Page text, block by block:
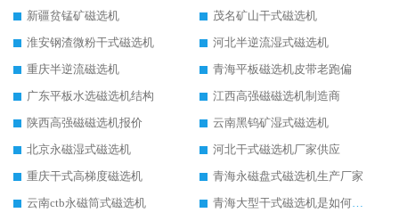
新疆贫锰矿磁选机
茂名矿山干式磁选机
淮安钢渣微粉干式磁选机
河北半逆流湿式磁选机
重庆半逆流磁选机
青海平板磁选机皮带老跑偏
广东平板水选磁选机结构
江西高强磁磁选机制造商
陕西高强磁磁选机报价
云南黑钨矿湿式磁选机
北京永磁湿式磁选机
河北干式磁选机厂家供应
重庆干式高梯度磁选机
青海永磁盘式磁选机生产厂家
云南ctb永磁筒式磁选机
青海大型干式磁选机是如何选矿的